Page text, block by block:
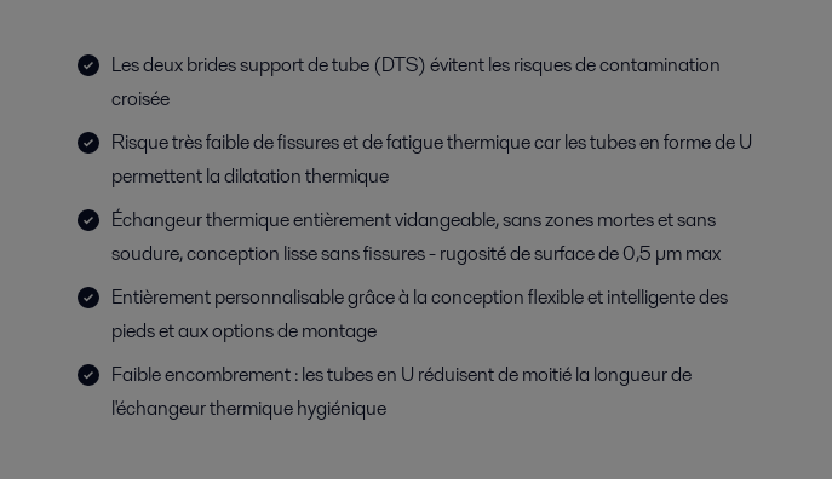
Les deux brides support de tube (DTS) évitent les risques de contamination
croisée
Risque très faible de fissures et de fatigue thermique car les tubes en forme de U
permettent la dilatation thermique
Échangeur thermique entièrement vidangeable, sans zones mortes et sans
soudure, conception lisse sans fissures - rugosité de surface de 0,5 µm max
Entièrement personnalisable grâce à la conception flexible et intelligente des
pieds et aux options de montage
Faible encombrement : les tubes en U réduisent de moitié la longueur de
l'échangeur thermique hygiénique